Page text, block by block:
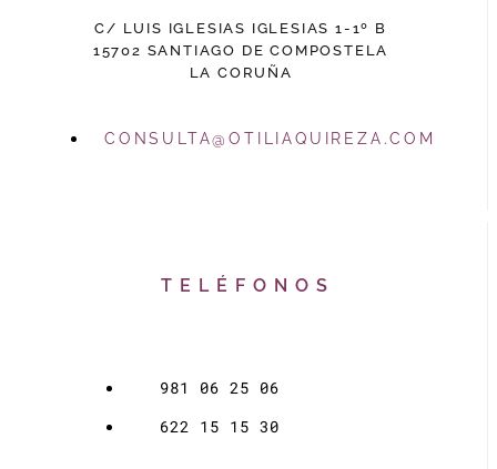
C/ LUIS IGLESIAS IGLESIAS 1-1º B
15702 SANTIAGO DE COMPOSTELA
LA CORUÑA
CONSULTA@OTILIAQUIREZA.COM
TELÉFONOS
981 06 25 06
622 15 15 30